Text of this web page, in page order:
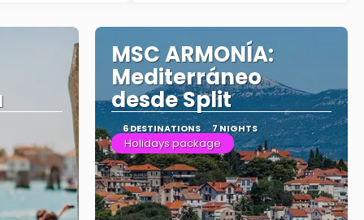
MSC ARMONÍA:
Mediterráneo
desde Split
6 DESTINATIONS 7 NIGHTS
Holidays package